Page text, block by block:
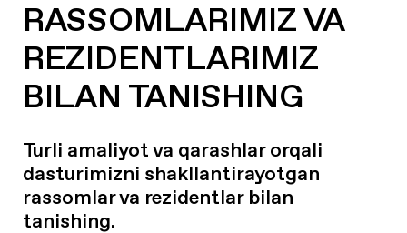
RASSOMLARIMIZ VA
REZIDENTLARIMIZ
BILAN TANISHING
Turli amaliyot va qarashlar orqali
dasturimizni shakllantirayotgan
rassomlar va rezidentlar bilan
tanishing.